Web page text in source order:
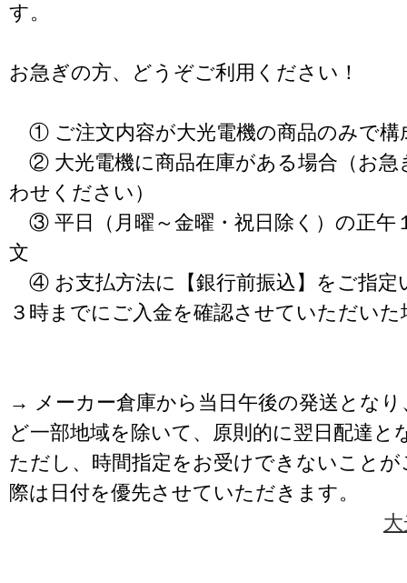
す。
お急ぎの方、どうぞご利用ください！
① ご注文内容が大光電機の商品のみで構
② 大光電機に商品在庫がある場合（お急
わせください）
③ 平日（月曜～金曜・祝日除く）の正午
文
④ お支払方法に【銀行前振込】をご指定
３時までにご入金を確認させていただいた
→ メーカー倉庫から当日午後の発送となり
ど一部地域を除いて、原則的に翌日配達と
ただし、時間指定をお受けできないこと
際は日付を優先させていただきます。